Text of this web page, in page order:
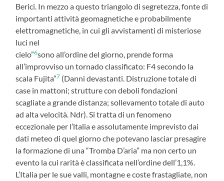
Berici. In mezzo a questo triangolo di segretezza, fonte di
importanti attività geomagnetiche e probabilmente
elettromagnetiche, in cui gli avvistamenti di misteriose
luci nel
cielo”6sono all’ordine del giorno, prende forma
all’improvviso un tornado classificato: F4 secondo la
scala Fujita”7 (Danni devastanti. Distruzione totale di
case in mattoni; strutture con deboli fondazioni
scagliate a grande distanza; sollevamento totale di auto
ad alta velocità. Ndr). Si tratta di un fenomeno
eccezionale per l’ltalia e assolutamente imprevisto dai
dati meteo di quel giorno che potevano lasciar presagire
la formazione di una “Tromba D’aria” ma non certo un
evento la cui rarità è classificata nell’ordine dell’1,1%.
L’Italia per le sue valli, montagne e coste frastagliate, non